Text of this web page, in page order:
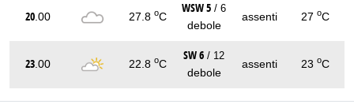
20 .00 27.8 oC
WSW 5 / 6
debole
assenti 27 oC
23 .00 22.8 oC
SW 6 / 12
debole
assenti 23 oC